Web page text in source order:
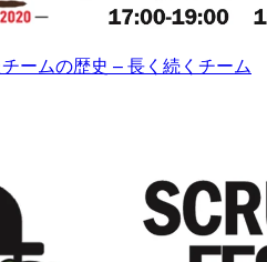
ームの歴史 – 長く続くチーム